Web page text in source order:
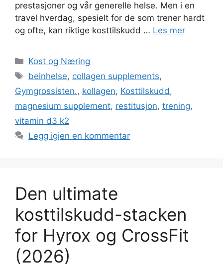
prestasjoner og vår generelle helse. Men i en
travel hverdag, spesielt for de som trener hardt
og ofte, kan riktige kosttilskudd … Les mer
Kategorier
Kost og Næring
Stikkord
beinhelse, collagen supplements,
Gymgrossisten., kollagen, Kosttilskudd,
magnesium supplement, restitusjon, trening,
vitamin d3 k2
Legg igjen en kommentar
Den ultimate
kosttilskudd-stacken
for Hyrox og CrossFit
(2026)